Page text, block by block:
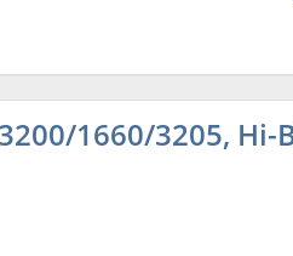
1660/3205, Hi-